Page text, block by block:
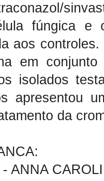
fúngica e
aos
em
isolados
apresentou
da
ANNA